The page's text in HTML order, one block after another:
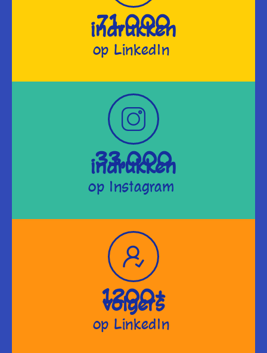
71,000
indrukken
op LinkedIn
33,000
indrukken
op Instagram
1200+
volgers
op LinkedIn